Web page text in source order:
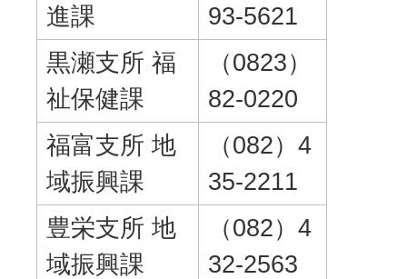
進課
93-5621
黒瀬支所 福
祉保健課
（0823）
82-0220
福富支所 地
域振興課
（082）4
35-2211
豊栄支所 地
域振興課
（082）4
32-2563